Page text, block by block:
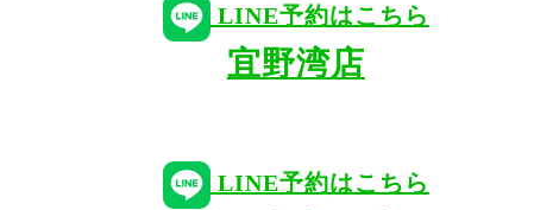
LINE予約はこちら
宜野湾店
LINE予約はこちら